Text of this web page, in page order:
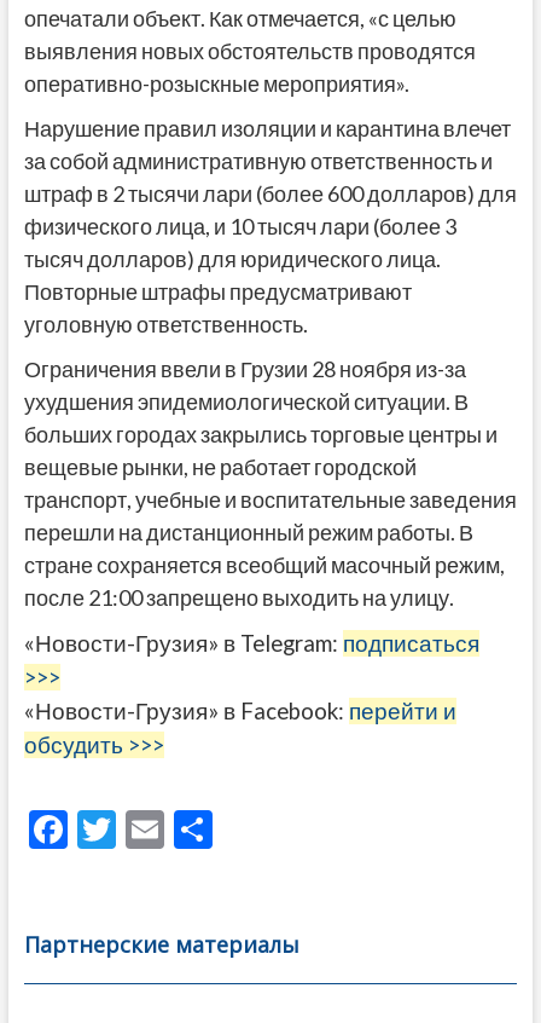
опечатали объект. Как отмечается, «с целью
выявления новых обстоятельств проводятся
оперативно-розыскные мероприятия».
Нарушение правил изоляции и карантина влечет
за собой административную ответственность и
штраф в 2 тысячи лари (более 600 долларов) для
физического лица, и 10 тысяч лари (более 3
тысяч долларов) для юридического лица.
Повторные штрафы предусматривают
уголовную ответственность.
Ограничения ввели в Грузии 28 ноября из-за
ухудшения эпидемиологической ситуации. В
больших городах закрылись торговые центры и
вещевые рынки, не работает городской
транспорт, учебные и воспитательные заведения
перешли на дистанционный режим работы. В
стране сохраняется всеобщий масочный режим,
после 21:00 запрещено выходить на улицу.
«Новости-Грузия» в Telegram: подписаться
>>>
«Новости-Грузия» в Facebook: перейти и
обсудить >>>
F
b
o
T
er
E
l
О
а
в
Партнерские материалы